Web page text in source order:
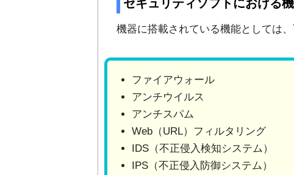
セキュリティソフトにおける
機器に搭載されている機能としては
ファイアウォール
アンチウイルス
アンチスパム
Web（URL）フィルタリング
IDS（不正侵入検知システム）
IPS（不正侵入防御システム）